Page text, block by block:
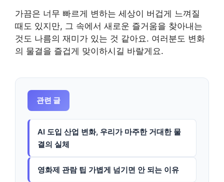
가끔은 너무 빠르게 변하는 세상이 버겁게 느껴질
때도 있지만, 그 속에서 새로운 즐거움을 찾아내는
것도 나름의 재미가 있는 것 같아요. 여러분도 변화
의 물결을 즐겁게 맞이하시길 바랄게요.
관련 글
AI 도입 산업 변화, 우리가 마주한 거대한 물
결의 실체
영화제 관람 팁 가볍게 넘기면 안 되는 이유